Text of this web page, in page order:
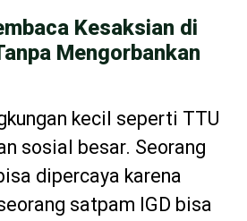
Kesaksian di
Mengorbankan
kecil seperti TTU
sosial besar. Seorang
dipercaya karena
satpam IGD bisa